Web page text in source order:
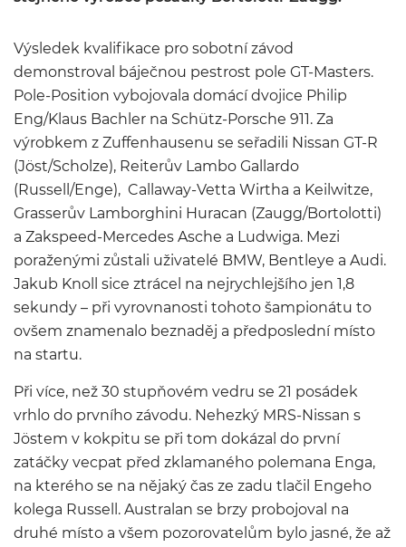
Výsledek kvalifikace pro sobotní závod
demonstroval báječnou pestrost pole GT-Masters.
Pole-Position vybojovala domácí dvojice Philip
Eng/Klaus Bachler na Schütz-Porsche 911. Za
výrobkem z Zuffenhausenu se seřadili Nissan GT-R
(Jöst/Scholze), Reiterův Lambo Gallardo
(Russell/Enge), Callaway-Vetta Wirtha a Keilwitze,
Grasserův Lamborghini Huracan (Zaugg/Bortolotti)
a Zakspeed-Mercedes Asche a Ludwiga. Mezi
poraženými zůstali uživatelé BMW, Bentleye a Audi.
Jakub Knoll sice ztrácel na nejrychlejšího jen 1,8
sekundy – při vyrovnanosti tohoto šampionátu to
ovšem znamenalo beznaděj a předposlední místo
na startu.
Při více, než 30 stupňovém vedru se 21 posádek
vrhlo do prvního závodu. Nehezký MRS-Nissan s
Jöstem v kokpitu se při tom dokázal do první
zatáčky vecpat před zklamaného polemana Enga,
na kterého se na nějaký čas ze zadu tlačil Engeho
kolega Russell. Australan se brzy probojoval na
druhé místo a všem pozorovatelům bylo jasné, že až